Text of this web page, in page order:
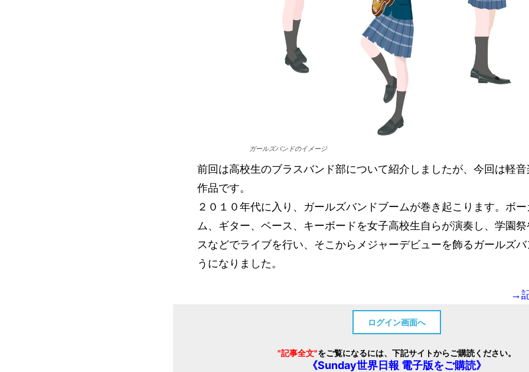
ガールズバンドのイメージ
前回は高校生のブラスバンド部について紹介しましたが、今回は軽
作品です。
２０１０年代に入り、ガールズバンドブームが巻き起こります。ボ
ム、ギター、ベース、キーボードを女子高校生自らが演奏し、学園
スなどでライブを行い、そこからメジャーデビューを飾るガールズ
うになりました。
→
ログイン画面へ
"記事全文"をご覧になるには、下記サイトからご購読ください。
《Sunday世界日報 電子版をご購読》